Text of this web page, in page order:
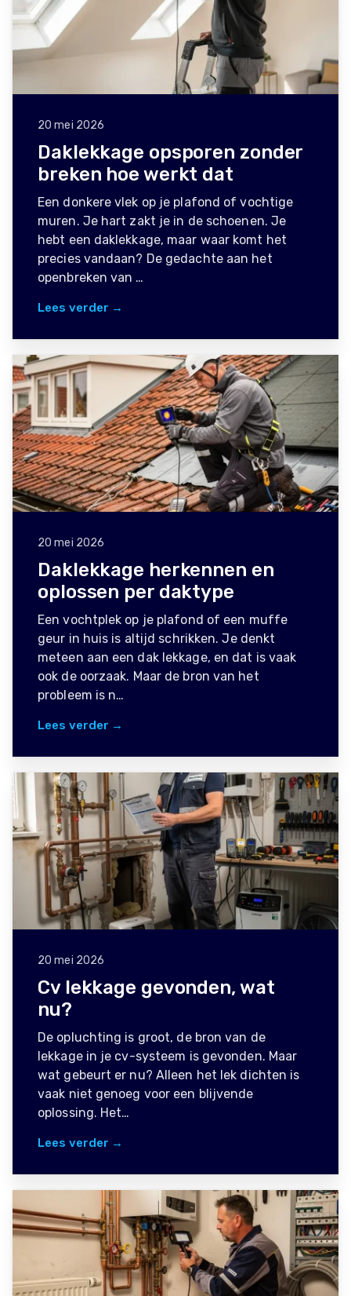
20 mei 2026
Daklekkage opsporen zonder
breken hoe werkt dat
Een donkere vlek op je plafond of vochtige
muren. Je hart zakt je in de schoenen. Je
hebt een daklekkage, maar waar komt het
precies vandaan? De gedachte aan het
openbreken van …
Lees verder →
20 mei 2026
Daklekkage herkennen en
oplossen per daktype
Een vochtplek op je plafond of een muffe
geur in huis is altijd schrikken. Je denkt
meteen aan een dak lekkage, en dat is vaak
ook de oorzaak. Maar de bron van het
probleem is n…
Lees verder →
20 mei 2026
Cv lekkage gevonden, wat
nu?
De opluchting is groot, de bron van de
lekkage in je cv-systeem is gevonden. Maar
wat gebeurt er nu? Alleen het lek dichten is
vaak niet genoeg voor een blijvende
oplossing. Het…
Lees verder →